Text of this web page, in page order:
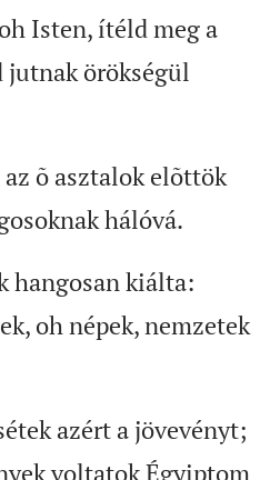
Isten, ítéld meg a
jutnak örökségül
az õ asztalok elõttök
hálóvá.
hangosan kiálta:
oh népek, nemzetek
azért a jövevényt;
voltatok Égyiptom